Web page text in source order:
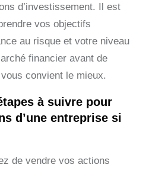
d’investissement. Il est
vos objectifs
au risque et votre niveau
financier avant de
convient le mieux.
à suivre pour
d’une entreprise si
de vendre vos actions